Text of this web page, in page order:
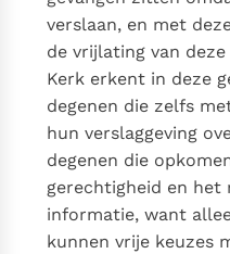
verslaan, en met
de vrijlating van
Kerk erkent in deze
degenen die zelfs
hun verslaggeving
degenen die
gerechtigheid en het
informatie, want
kunnen vrije keuzes